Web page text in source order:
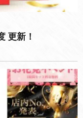
更新！